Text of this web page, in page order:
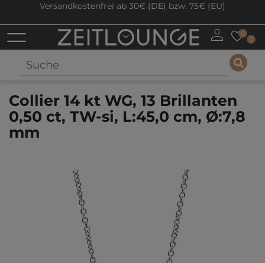
Versandkostenfrei ab 30€ (DE) bzw. 75€ (EU)
0
0
Collier 14 kt WG, 13 Brillanten
0,50 ct, TW-si, L:45,0 cm, Ø:7,8
mm